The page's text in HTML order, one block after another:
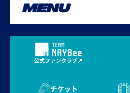
MENU
公式ファンクラブ
チケット